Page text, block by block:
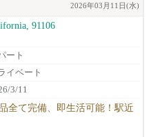
2026年03月11日(水)
91106
ート
イベート
3/11
全て完備、即生活可能！駅近